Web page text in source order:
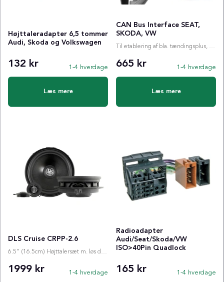
Højttaleradapter 6,5 tommer
Audi, Skoda og Volkswagen
132 kr 1-4 hverdage
Læs mere
CAN Bus Interface SEAT,
SKODA, VW
Til etablering af bla. tændingsplus, ratstyring etc.
665 kr 1-4 hverdage
Læs mere
DLS Cruise CRPP-2.6
6.5” (16.5cm) Højttalersæt m. løs diskant
1999 kr 1-4 hverdage
Radioadapter
Audi/Seat/Skoda/VW
ISO>40Pin Quadlock
165 kr 1-4 hverdage